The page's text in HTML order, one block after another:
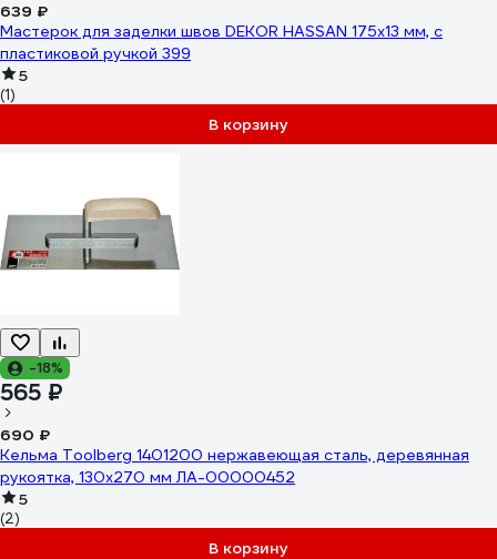
639 ₽
Мастерок для заделки швов DEKOR HASSAN 175x13 мм, с
пластиковой ручкой 399
5
(1)
В корзину
-18%
565 ₽
690 ₽
Кельма Toolberg 1401200 нержавеющая сталь, деревянная
рукоятка, 130x270 мм ЛА-00000452
5
(2)
В корзину